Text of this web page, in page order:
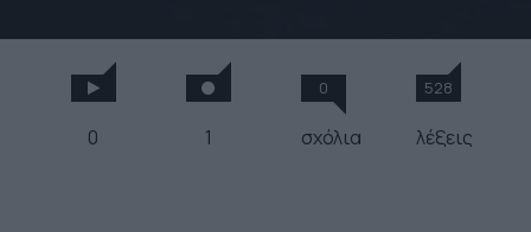
0 1
0
σχόλια
528
λέξεις